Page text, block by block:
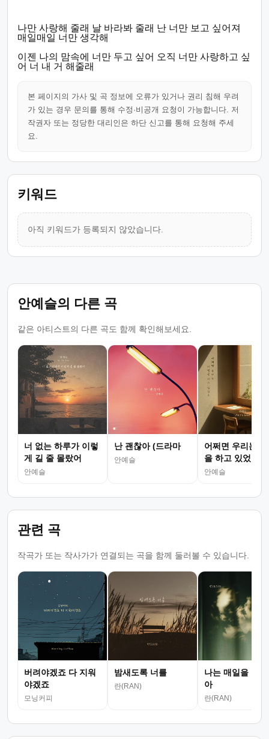
나만 사랑해 줄래 날 바라봐 줄래 난 너만 보고 싶어져
매일매일 너만 생각해
이젠 나의 맘속에 너만 두고 싶어 오직 너만 사랑하고 싶
어 너 내 거 해줄래
본 페이지의 가사 및 곡 정보에 오류가 있거나 권리 침해 우려
가 있는 경우 문의를 통해 수정·비공개 요청이 가능합니다. 저
작권자 또는 정당한 대리인은 하단 신고를 통해 요청해 주세
요.
키워드
아직 키워드가 등록되지 않았습니다.
안예슬의 다른 곡
같은 아티스트의 다른 곡도 함께 확인해보세요.
너 없는 하루가 이렇
게 길 줄 몰랐어
안예슬
난 괜찮아 (드라마
안예슬
어쩌면 우리는
을 하고 있었죠
안예슬
관련 곡
작곡가 또는 작사가가 연결되는 곡을 함께 둘러볼 수 있습니다.
버려야겠죠 다 지워
야겠죠
모닝커피
밤새도록 너를
란(RAN)
나는 매일을 울
아
란(RAN)